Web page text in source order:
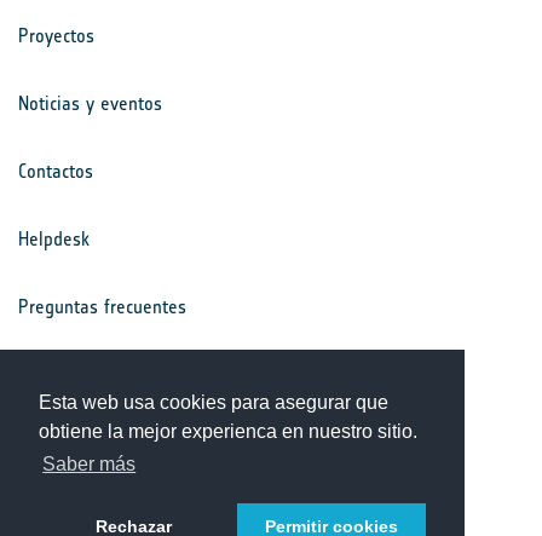
Esta web usa cookies para asegurar que
obtiene la mejor experienca en nuestro sitio.
Saber más
Rechazar Permitir cookies
Proyectos
Noticias y eventos
Contactos
Helpdesk
Preguntas frecuentes
Aviso de privacidad